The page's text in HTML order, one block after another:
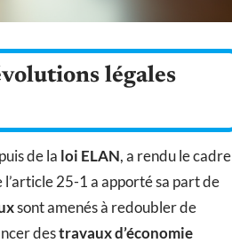
légales
puis de la loi ELAN, a rendu le cadre
l’article 25-1 a apporté sa part de
sont amenés à redoubler de
destravaux d’économie